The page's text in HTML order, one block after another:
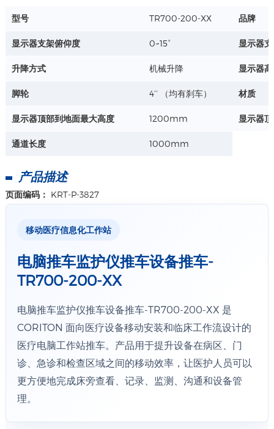
型号 TR700-200-XX 品牌
显示器支架俯仰度 0~15° 显示器
升降方式 机械升降 显示器
脚轮 4‘’ （均有刹车） 材质
显示器顶部到地面最大高度 1200mm 显示器
通道长度 1000mm
产品描述
页面编码： KRT-P-3827
移动医疗信息化工作站
电脑推车监护仪推车设备推车-
TR700-200-XX
电脑推车监护仪推车设备推车-TR700-200-XX 是
CORITON 面向医疗设备移动安装和临床工作流设计的
医疗电脑工作站推车。产品用于提升设备在病区、门
诊、急诊和检查区域之间的移动效率，让医护人员可以
更方便地完成床旁查看、记录、监测、沟通和设备管
理。